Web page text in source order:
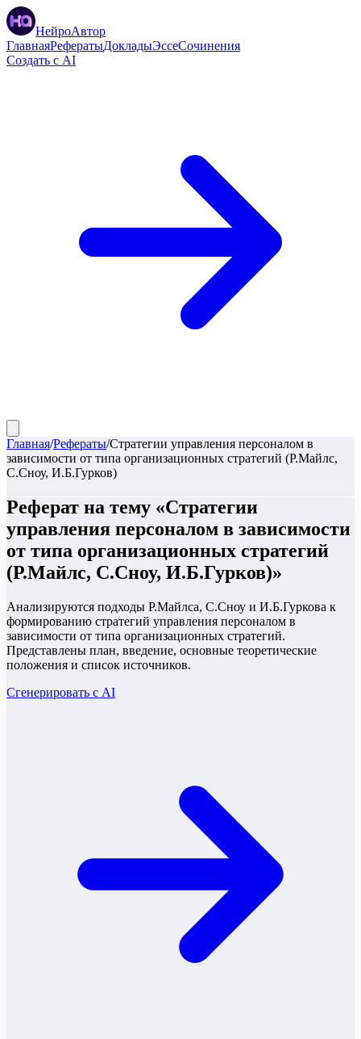
НейроАвтор
ГлавнаяРефератыДокладыЭссеСочинения
Создать с AI
Главная/Рефераты/Стратегии управления персоналом в
зависимости от типа организационных стратегий (Р.Майлс,
С.Сноу, И.Б.Гурков)
Реферат на тему «Стратегии
управления персоналом в зависимости
от типа организационных стратегий
(Р.Майлс, С.Сноу, И.Б.Гурков)»
Анализируются подходы Р.Майлса, С.Сноу и И.Б.Гуркова к
формированию стратегий управления персоналом в
зависимости от типа организационных стратегий.
Представлены план, введение, основные теоретические
положения и список источников.
Сгенерировать с AI